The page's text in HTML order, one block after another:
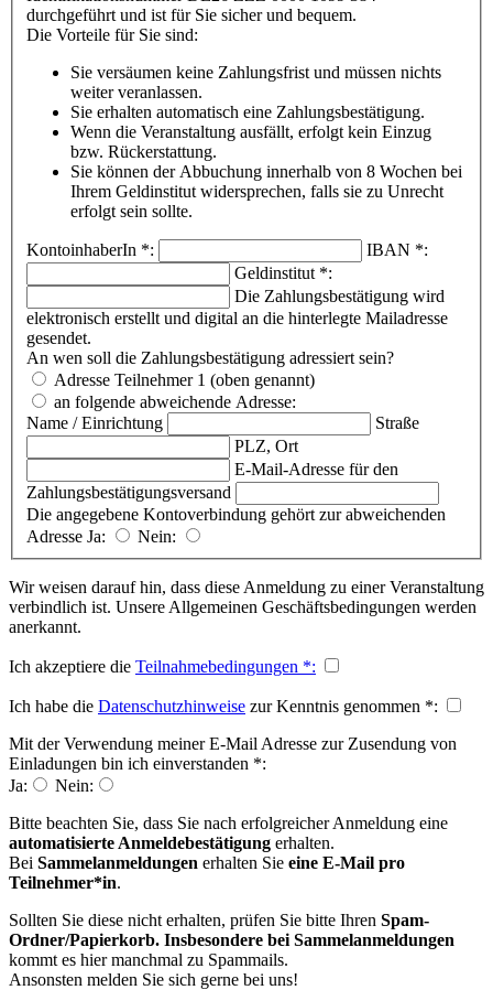
durchgeführt und ist für Sie sicher und bequem.
Die Vorteile für Sie sind:
Sie versäumen keine Zahlungsfrist und müssen nichts
weiter veranlassen.
Sie erhalten automatisch eine Zahlungsbestätigung.
Wenn die Veranstaltung ausfällt, erfolgt kein Einzug
bzw. Rückerstattung.
Sie können der Abbuchung innerhalb von 8 Wochen bei
Ihrem Geldinstitut widersprechen, falls sie zu Unrecht
erfolgt sein sollte.
KontoinhaberIn *: IBAN *:
Geldinstitut *:
Die Zahlungsbestätigung wird
elektronisch erstellt und digital an die hinterlegte Mailadresse
gesendet.
An wen soll die Zahlungsbestätigung adressiert sein?
Adresse Teilnehmer 1 (oben genannt)
an folgende abweichende Adresse:
Name / Einrichtung
Straße
PLZ, Ort
E-Mail-Adresse für den
Zahlungsbestätigungsversand
Die angegebene Kontoverbindung gehört zur abweichenden
Adresse Ja: Nein:
Wir weisen darauf hin, dass diese Anmeldung zu einer Veranstaltung
verbindlich ist. Unsere Allgemeinen Geschäftsbedingungen werden
anerkannt.
Ich akzeptiere die Teilnahmebedingungen *:
Ich habe die Datenschutzhinweise zur Kenntnis genommen *:
Mit der Verwendung meiner E-Mail Adresse zur Zusendung von
Einladungen bin ich einverstanden *:
Ja:
Nein:
Bitte beachten Sie, dass Sie nach erfolgreicher Anmeldung eine
automatisierte Anmeldebestätigung erhalten.
Bei Sammelanmeldungen erhalten Sie eine E-Mail pro
Teilnehmer*in.
Sollten Sie diese nicht erhalten, prüfen Sie bitte Ihren Spam-
Ordner/Papierkorb. Insbesondere bei Sammelanmeldungen
kommt es hier manchmal zu Spammails.
Ansonsten melden Sie sich gerne bei uns!